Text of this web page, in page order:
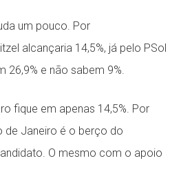
um pouco. Por
alcançaria 14,5%, já pelo PSol
26,9% e não sabem 9%.
fique em apenas 14,5%. Por
de Janeiro é o berço do
O mesmo com o apoio